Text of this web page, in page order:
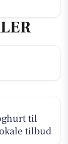
til
tilbud